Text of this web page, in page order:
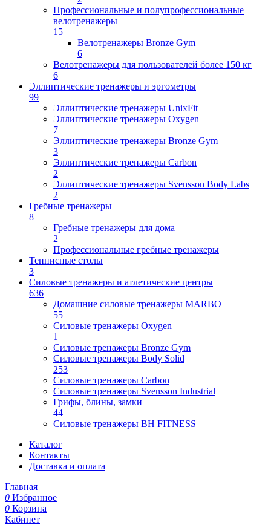
Профессиональные и полупрофессиональные
велотренажеры
15
Велотренажеры Bronze Gym
6
Велотренажеры для пользователей более 150 кг
6
Эллиптические тренажеры и эргометры
99
Эллиптические тренажеры UnixFit
Эллиптические тренажеры Oxygen
7
Эллиптические тренажеры Bronze Gym
3
Эллиптические тренажеры Carbon
2
Эллиптические тренажеры Svensson Body Labs
2
Гребные тренажеры
8
Гребные тренажеры для дома
2
Профессиональные гребные тренажеры
Теннисные столы
3
Силовые тренажеры и атлетические центры
636
Домашние силовые тренажеры MARBO
55
Силовые тренажеры Oxygen
1
Силовые тренажеры Bronze Gym
Силовые тренажеры Body Solid
253
Силовые тренажеры Carbon
Силовые тренажеры Svensson Industrial
Грифы, блины, замки
44
Силовые тренажеры BH FITNESS
Каталог
Контакты
Доставка и оплата
Главная
0 Избранное
0 Корзина
Кабинет